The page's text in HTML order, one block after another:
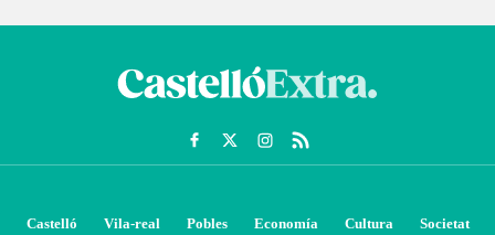
Castelló Vila-real Pobles Economía Cultura
Societat